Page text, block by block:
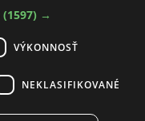
(1597) →
VÝKONNOSŤ
NEKLASIFIKOVANÉ